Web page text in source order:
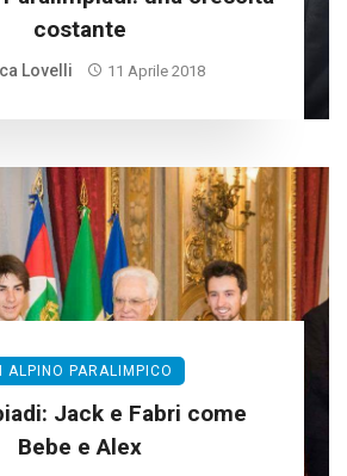
costante
Lovelli 11 Aprile 2018
ALPINO PARALIMPICO
Jack e Fabri come
Bebe e Alex